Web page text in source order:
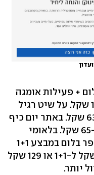
+ פעילות אומגה
עולה ברמי לוי 55 שקל במקום 122 שקל. על שיט רגיל
תשלמו 46 שקל ועל שיט אתגרי 63 שקל. באתר יום כיף
מצאנו כרטיס לשיט אתגרי ב-65-75 שקל. בלאומי
קארד מוכרים כרטיסים לקייקי כפר בלום במבצע 1+1
החל מ-99 שקל ובישראכרט 99 שקל ל-1+1 או 129 שקל